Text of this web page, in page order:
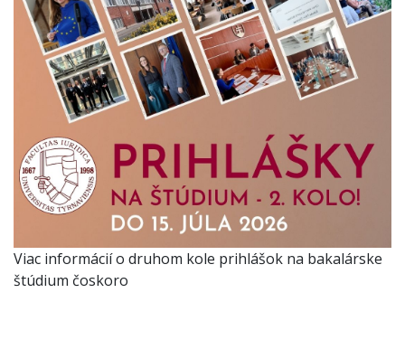
Viac informácií o druhom kole prihlášok na bakalárske
štúdium čoskoro